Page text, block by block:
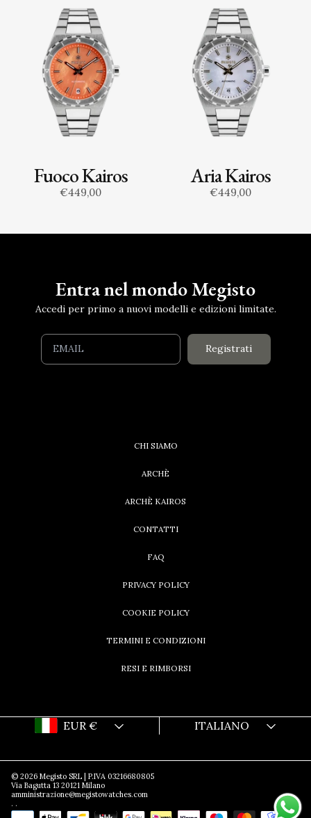
Fuoco Kairos
€449,00
Aria Kairos
€449,00
Entra nel mondo Megisto
Accedi per primo a nuovi modelli e edizioni limitate.
Registrati
CHI SIAMO
ARCHÈ
ARCHÈ KAIROS
CONTATTI
FAQ
PRIVACY POLICY
COOKIE POLICY
TERMINI E CONDIZIONI
RESI E RIMBORSI
© 2026 Megisto SRL | P.IVA 03216680805
Via Bagutta 13 20121 Milano
amministrazione@megistowatches.com
. .
Paese/regioneEUR € ITALIANO